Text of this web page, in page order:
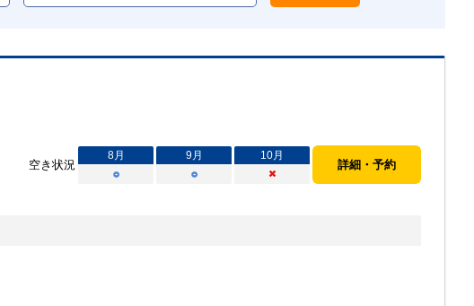
空き状況
8月 9月 10月
○
○ ×
詳細・予約